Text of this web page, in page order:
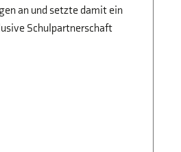
an und setzte damit ein
Schulpartnerschaft